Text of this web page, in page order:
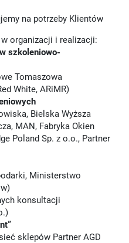
na potrzeby Klientów
organizacji i realizacji:
szkoleniowo-
Tomaszowa
White, ARiMR)
Bielska Wyższa
MAN, Fabryka Okien
Poland Sp. z o.o., Partner
Ministerstwo
konsultacji
sklepów Partner AGD